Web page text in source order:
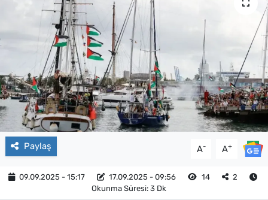
Paylaş A- A+
09.09.2025 - 15:17 17.09.2025 - 09:56 14
2
Okunma Süresi: 3 Dk